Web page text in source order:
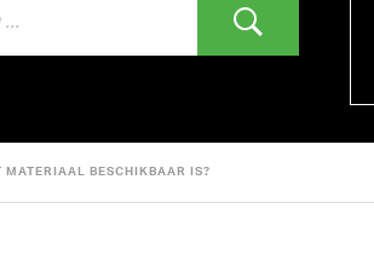
MATERIAAL BESCHIKBAAR IS?